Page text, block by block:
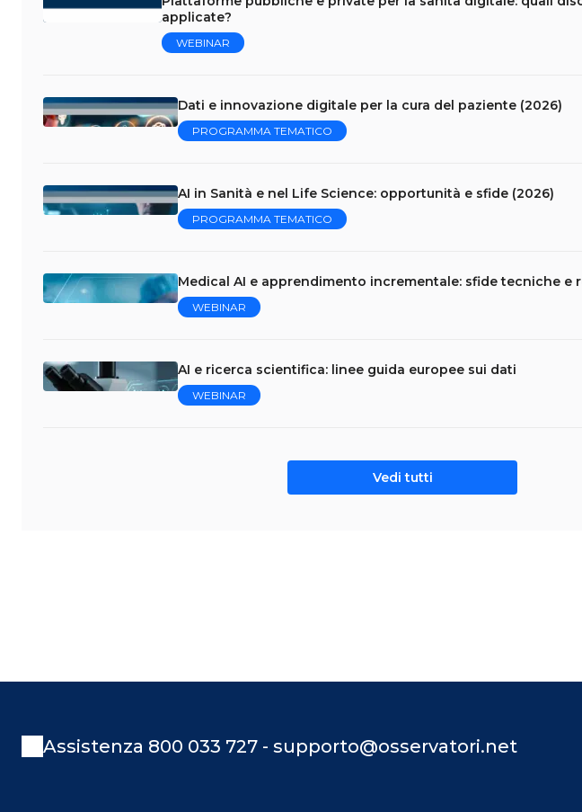
applicate?
WEBINAR
Dati e innovazione digitale per la cura del paziente (2026)
PROGRAMMA TEMATICO
AI in Sanità e nel Life Science: opportunità e sfide (2026)
PROGRAMMA TEMATICO
Medical AI e apprendimento incrementale: sfide tecniche e
WEBINAR
AI e ricerca scientifica: linee guida europee sui dati
WEBINAR
Vedi tutti
Assistenza 800 033 727 - supporto@osservatori.net